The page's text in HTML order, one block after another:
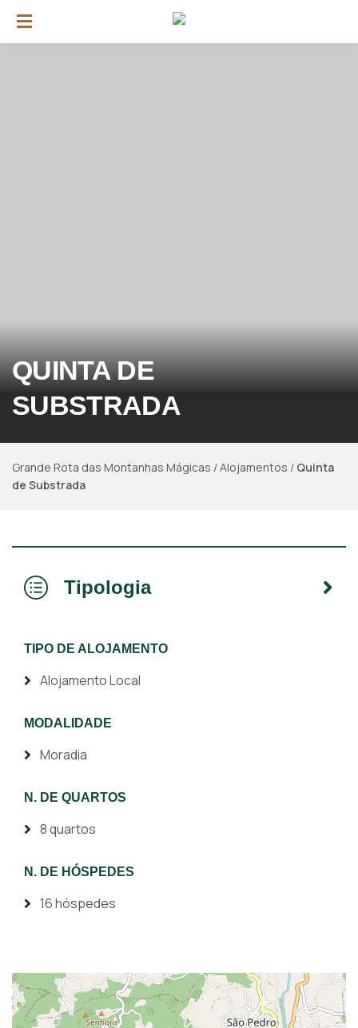
QUINTA DE
SUBSTRADA
Grande Rota das Montanhas Mágicas /Alojamentos / Quinta
de Substrada
Tipologia
TIPO DE ALOJAMENTO
Alojamento Local
MODALIDADE
Moradia
N. DE QUARTOS
8 quartos
N. DE HÓSPEDES
16 hóspedes